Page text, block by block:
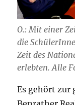
O.: Mit einer
die
Zeit des
erlebten. Alle
Es gehört zur